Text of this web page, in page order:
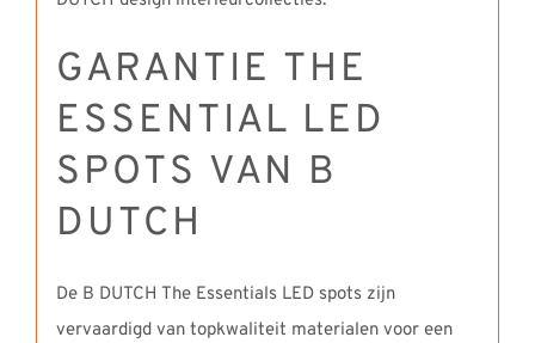
GARANTIE THE
ESSENTIAL LED
SPOTS VAN B
DUTCH
De B DUTCH The Essentials LED spots zijn
vervaardigd van topkwaliteit materialen voor een